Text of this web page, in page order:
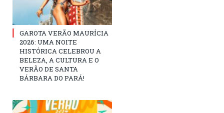
GAROTA VERÃO MAURÍCIA
2026: UMA NOITE
HISTÓRICA CELEBROU A
BELEZA, A CULTURA E O
VERÃO DE SANTA
BÁRBARA DO PARÁ!